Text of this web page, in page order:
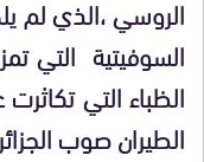
الروسي ،الذي لم
السوفيتية التي
الظباء التي
الطيران صوب